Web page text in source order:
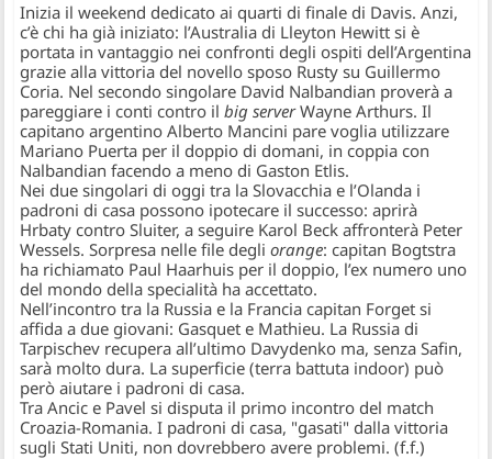
Inizia il weekend dedicato ai quarti di finale di Davis. Anzi,
c’è chi ha già iniziato: l’Australia di Lleyton Hewitt si è
portata in vantaggio nei confronti degli ospiti dell’Argentina
grazie alla vittoria del novello sposo Rusty su Guillermo
Coria. Nel secondo singolare David Nalbandian proverà a
pareggiare i conti contro ilbig serverWayne Arthurs. Il
capitano argentino Alberto Mancini pare voglia utilizzare
Mariano Puerta per il doppio di domani, in coppia con
Nalbandian facendo a meno di Gaston Etlis.
Nei due singolari di oggi tra laSlovacchia e l’Olanda i
padroni di casa possono ipotecare il successo: aprirà
Hrbaty contro Sluiter, a seguire Karol Beck affronterà Peter
Wessels. Sorpresa nelle file degliorange: capitan Bogtstra
ha richiamato Paul Haarhuis per il doppio, l’ex numero uno
del mondo della specialità ha accettato.
Nell’incontro tra la Russia e la Francia capitan Forget si
affida a due giovani: Gasquet e Mathieu. La Russia di
Tarpischev recupera all’ultimo Davydenko ma, senza Safin,
sarà molto dura. La superficie (terra battuta indoor) può
però aiutare i padroni di casa.
Tra Ancic e Pavel si disputa il primo incontro del match
Croazia-Romania. I padroni di casa, "gasati" dalla vittoria
sugli Stati Uniti, non dovrebbero avere problemi. (f.f.)